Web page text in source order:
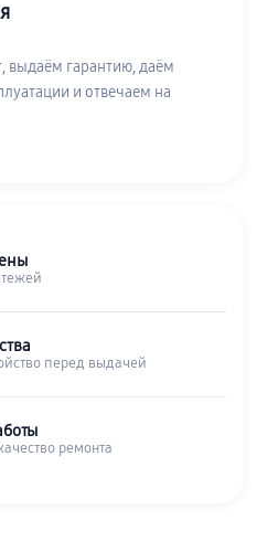
выдаём гарантию, даём
и отвечаем на
перед выдачей
ремонта